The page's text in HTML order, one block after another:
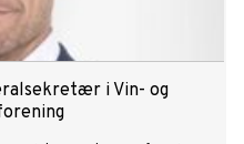
i Vin- og